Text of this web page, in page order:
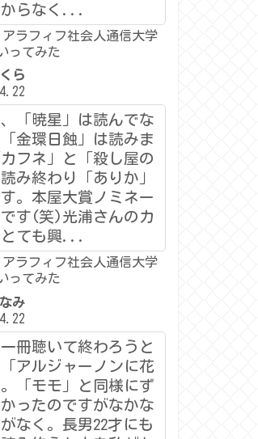
らなく...
ラフィフ社会人通信大学
ってみた
ら
「暁星」は読んでな
金環日蝕」は読みま
フネ」と「殺し屋の
み終わり「ありか」
。本屋大賞ノミネー
です(笑)光浦さんのカ
とても興...
ラフィフ社会人通信大学
ってみた
み
冊聴いて終わろうと
アルジャーノンに花
「モモ」と同様にず
ったのですがなかな
なく。長男22才にも